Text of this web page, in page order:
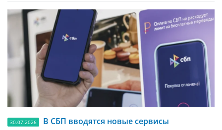
30.07.2026 В СБП вводятся новые сервисы